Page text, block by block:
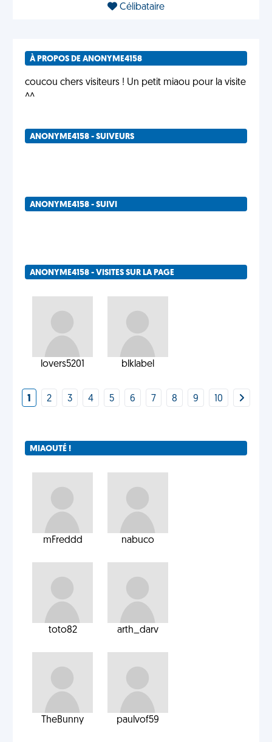
Célibataire
À PROPOS DE ANONYME4158
coucou chers visiteurs ! Un petit miaou pour la visite
^^
ANONYME4158 - SUIVEURS
ANONYME4158 - SUIVI
ANONYME4158 - VISITES SUR LA PAGE
lovers5201 blklabel
1 2 3 4 5 6 7 8 9 10
MIAOUTÉ !
mFreddd nabuco
toto82 arth_darv
TheBunny paulvof59